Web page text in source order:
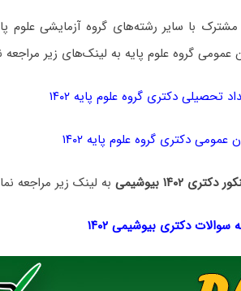
با سایر رشته‌های گروه آزمایشی علوم
گروه علوم پایه به لینک‌های زیر مراجعه
تحصیلی دکتری گروه علوم پایه ۱۴۰۲
عمومی دکتری گروه علوم پایه ۱۴۰۲
بیوشیمی به لینک زیر مراجعه
سوالات دکتریبیوشیمی ۱۴۰۲